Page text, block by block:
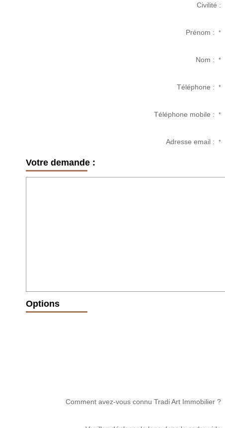
Civilité :
Prénom :*
Nom :*
Téléphone :*
Téléphone mobile :*
Adresse email :*
Votre demande :
Options
Comment avez-vous connu Tradi Art Immobilier ?